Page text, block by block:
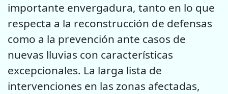
importante envergadura, tanto en lo que
respecta a la reconstrucción de defensas
como a la prevención ante casos de
nuevas lluvias con características
excepcionales. La larga lista de
intervenciones en las zonas afectadas,